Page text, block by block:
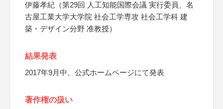
伊藤孝紀（第29回 人工知能国際会議 実行委員、名
古屋工業大学大学院 社会工学専攻 社会工学科 建
築・デザイン分野 准教授）
結果発表
2017年9月中、公式ホームページにて発表
著作権の扱い